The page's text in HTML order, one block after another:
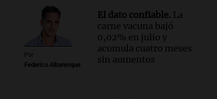
Episodios
Audio. El ministro de Economía de Santa
Fe relativiza el impacto del fallo sobre
jubilaciones en la provincia
Panorama Federal
Episodios
Por
Federico Albarenque
El dato confiable. La
carne vacuna bajó
0,02% en julio y
acumula cuatro meses
sin aumentos